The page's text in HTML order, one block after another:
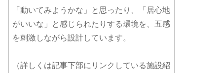
「動いてみようかな」と思ったり、「居心地
がいいな」と感じられたりする環境を、五感
を刺激しながら設計しています。
（詳しくは記事下部にリンクしている施設紹